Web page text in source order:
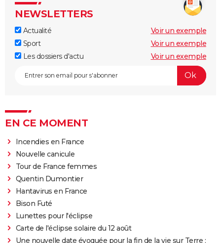
NEWSLETTERS
Actualité
Voir un exemple
Sport
Voir un exemple
Les dossiers d'actu
Voir un exemple
EN CE MOMENT
Incendies en France
Nouvelle canicule
Tour de France femmes
Quentin Dumontier
Hantavirus en France
Bison Futé
Lunettes pour l'éclipse
Carte de l'éclipse solaire du 12 août
Une nouvelle date évoquée pour la fin de la vie sur Terre :